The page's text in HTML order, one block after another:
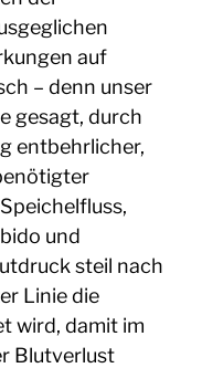
auf
– denn unser
gesagt, durch
entbehrlicher,
und
steil nach
Linie die
wird, damit im
Blutverlust